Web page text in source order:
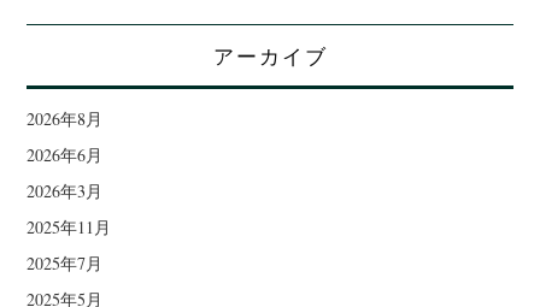
アーカイブ
2026年8月
2026年6月
2026年3月
2025年11月
2025年7月
2025年5月